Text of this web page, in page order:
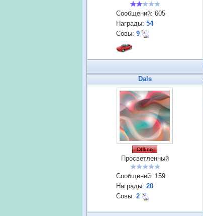
Сообщений: 605
Награды: 54
Совы: 9
Dals
Просветленный
Сообщений: 159
Награды: 20
Совы: 2